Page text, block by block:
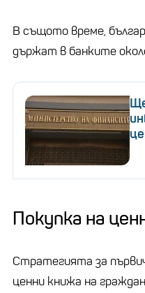
В същото време,
държат в банките
Покупка на
Стратегията за
ценни книжа на